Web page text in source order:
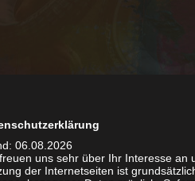
jetzt Spontanhelfer und
06.08.2026
uns sehr über Ihr Interesse an
der Internetseiten ist